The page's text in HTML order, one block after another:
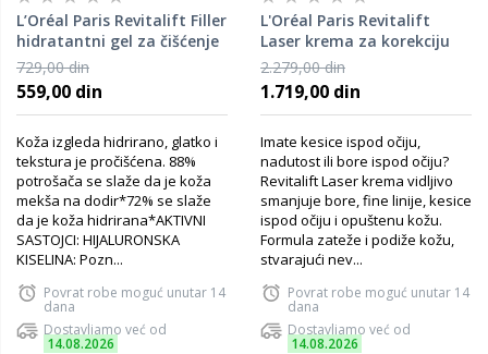
L’Oréal Paris Revitalift Filler
hidratantni gel za čišćenje
lica sa hijaluronskom
kiselinom 150ml
729,00 din
559,00 din
Koža izgleda hidrirano, glatko i
tekstura je pročišćena. ​ 88%
potrošača se slaže da je koža
mekša na dodir*​ 72% se slaže
da je koža hidrirana*​ AKTIVNI
SASTOJCI: ​ HIJALURONSKA
KISELINA: Pozn...
Povrat robe moguć unutar 14
dana
Dostavljamo već od
14.08.2026
L'Oréal Paris Revitalift
Laser krema za korekciju
područja oko očiju, 15ml
2.279,00 din
1.719,00 din
Imate kesice ispod očiju,
nadutost ili bore ispod očiju?
Revitalift Laser krema vidljivo
smanjuje bore, fine linije, kesice
ispod očiju i opuštenu kožu.
Formula zateže i podiže kožu,
stvarajući nev...
Povrat robe moguć unutar 14
dana
Dostavljamo već od
14.08.2026